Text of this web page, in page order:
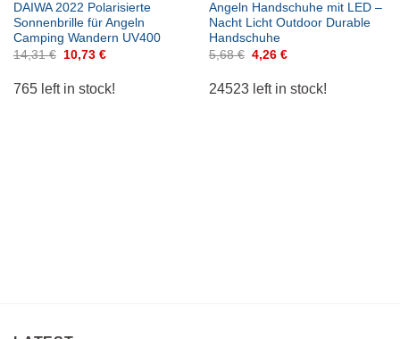
wishlist
DAIWA 2022 Polarisierte
Sonnenbrille für Angeln
Camping Wandern UV400
14,31€
Original
price
14,31 €.
10,73 €Current
10,73 €.
765 left in stock!
wishlist
Angeln Handschuhe mit LED –
Nacht Licht Outdoor Durable
Handschuhe
5,68€ Original
price
5,68 €.
4,26 €Current
4,26 €.
24523 left in stock!